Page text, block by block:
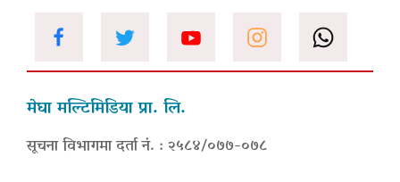
मेघा मल्टिमिडिया प्रा. लि.
सूचना विभागमा दर्ता नं. : २५८४/०७७-०७८